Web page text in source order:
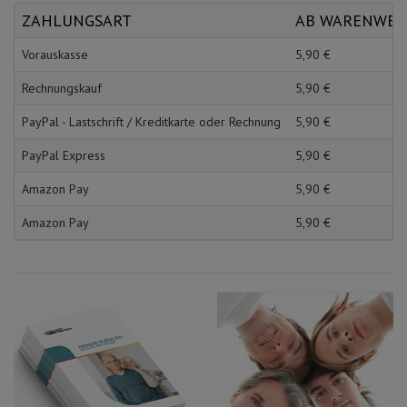
Ärmelschoner
Unterlagen und
ZAHLUNGSART AB
Vorauskasse 5,90 €
Rechnungskauf 5,90 €
PayPal - Lastschrift / Kreditkarte oder Rechnung 5,90 €
PayPal Express 5,90 €
Amazon Pay 5,90 €
Amazon Pay 5,90 €